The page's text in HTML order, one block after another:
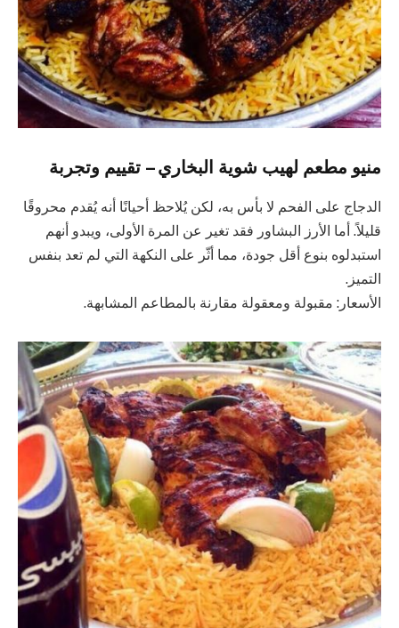
منيو مطعم لهيب شوية البخاري – تقييم وتجربة
الدجاج على الفحم لا بأس به، لكن يُلاحظ أحيانًا أنه يُقدم محروقًا
قليلاً. أما الأرز البشاور فقد تغير عن المرة الأولى، ويبدو أنهم
استبدلوه بنوع أقل جودة، مما أثّر على النكهة التي لم تعد بنفس
التميز.
الأسعار: مقبولة ومعقولة مقارنة بالمطاعم المشابهة.